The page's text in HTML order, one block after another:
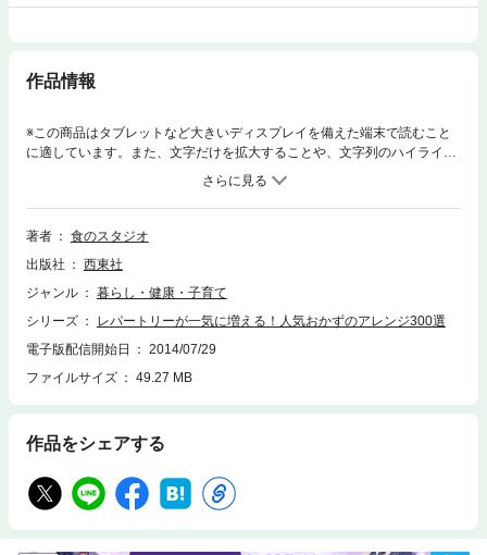
作品情報
※この商品はタブレットなど大きいディスプレイを備えた端末で読むこと
に適しています。また、文字だけを拡大することや、文字列のハイライ
ト、検索、辞書の参照、引用などの機能が使用できません。「レパートリ
ーが少ない」「レシピを見ないと作れない」「マンネリになってしま
う」、そんな人のために1つのメニューが４つのメニューに広がるるアレ
ンジ術を紹介しました。かんたん！便利！なアレンジレシピも満載で
レンジ上手になれる！この本の使い方PART1 基本のメニューをアレンジ
PART2 アレンジが広がるたれ＆ソースPART3 切り方、盛り方でバリエ
＞※本電子書籍は同じ書名の出版物を底本とし電子書籍化したものです。※
本文に記載されている内容は、印刷出版当時の情報に基づき作成されたの
ものです。※印刷出版を電子書籍化するにあたり、電子書籍としては不要
な情報を含んでいる場合があります。また、印刷出版とは異なる表記・表
著者
食のスタジオ
出版社
西東社
ジャンル
暮らし・健康・子育て
シリーズ
レパートリーが一気に増える！人気おかずのアレンジ300選
電子版配信開始日
2014/07/29
ファイルサイズ
49.27 MB
作品をシェアする